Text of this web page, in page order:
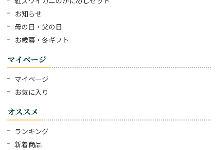
お知らせ
母の日・父の日
お歳暮・冬ギフト
マイページ
マイページ
お気に入り
オススメ
ランキング
新着商品